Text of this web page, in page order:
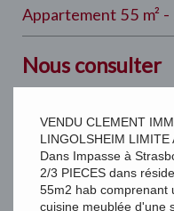
Appartement 55 m²
Nous consulter
VENDU CLEMENT
LINGOLSHEIM LIMITE
Dans Impasse à
2/3 PIECES dans
55m2 hab comprenant
cuisine meublée d'une